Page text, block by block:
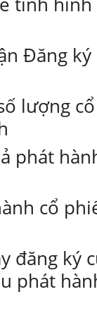
Đăng
lượng
phát
cổ
đăng ký
phát